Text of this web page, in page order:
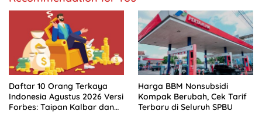
​Daftar 10 Orang Terkaya
Indonesia Agustus 2026 Versi
Forbes: Taipan Kalbar dan
Harga BBM Nonsubsidi
Kompak Berubah, Cek Tarif
Terbaru di Seluruh SPBU